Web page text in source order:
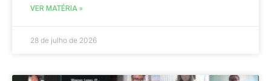
VER MATÉRIA »
28 de julho de 2026